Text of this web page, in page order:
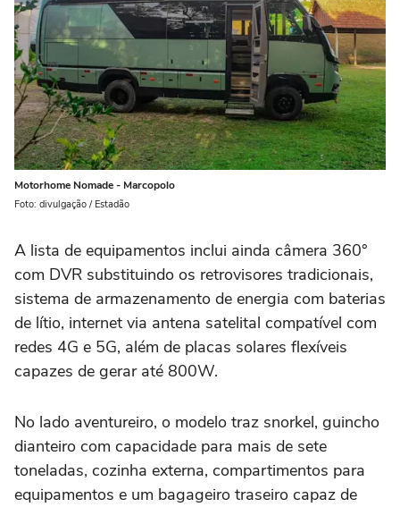
Motorhome Nomade - Marcopolo
Foto: divulgação / Estadão
A lista de equipamentos inclui ainda câmera 360°
com DVR substituindo os retrovisores tradicionais,
sistema de armazenamento de energia com baterias
de lítio, internet via antena satelital compatível com
redes 4G e 5G, além de placas solares flexíveis
capazes de gerar até 800W.
No lado aventureiro, o modelo traz snorkel, guincho
dianteiro com capacidade para mais de sete
toneladas, cozinha externa, compartimentos para
equipamentos e um bagageiro traseiro capaz de